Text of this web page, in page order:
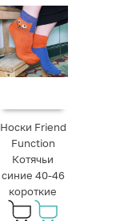
Носки Friend
Function
Котячьи
синие 40-46
короткие